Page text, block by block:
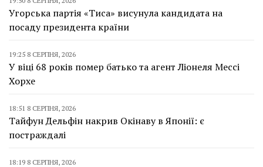
Угорська партія «Тиса» висунула кандидата на
посаду президента країни
19:25 8 СЕРПНЯ, 2026
У віці 68 років помер батько та агент Ліонеля Мессі
Хорхе
18:51 8 СЕРПНЯ, 2026
Тайфун Дельфін накрив Окінаву в Японії: є
постраждалі
18:19 8 СЕРПНЯ, 2026